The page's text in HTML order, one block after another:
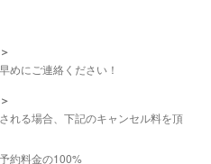
めにご連絡ください！
れる場合、下記のキャンセル料を頂
約料金の100%